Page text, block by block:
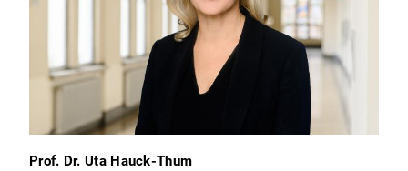
Prof. Dr. Uta Hauck-Thum